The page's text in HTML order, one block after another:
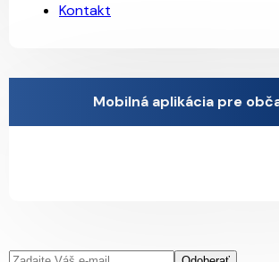
Kontakt
Mobilná aplikácia pre